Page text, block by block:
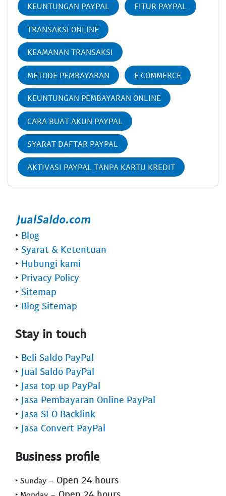
KEUNTUNGAN PAYPAL FITUR PAYPAL
TRANSAKSI ONLINE
KEAMANAN TRANSAKSI
METODE PEMBAYARAN E COMMERCE
KEUNTUNGAN PEMBAYARAN ONLINE
CARA BUAT AKUN PAYPAL
SYARAT DAFTAR PAYPAL
AKTIVASI PAYPAL TANPA KARTU KREDIT
‣ Blog
‣ Syarat & Ketentuan
‣ Hubungi kami
‣ Privacy Policy
‣ Sitemap
‣ Blog Sitemap
Stay in touch
‣ Beli Saldo PayPal
‣ Jual Saldo PayPal
‣ Jasa top up PayPal
‣ Jasa Pembayaran Online PayPal
‣ Jasa SEO Backlink
‣ Jasa Convert PayPal
Business profile
‣ Sunday - Open 24 hours